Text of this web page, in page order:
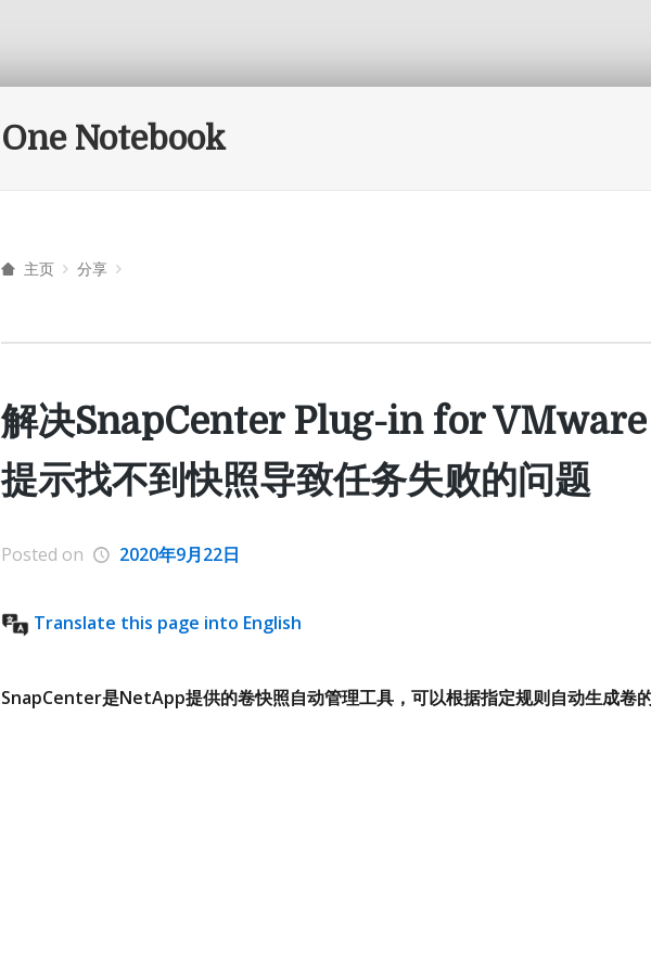
One Notebook
主页 分享
解决SnapCenter Plug-in for
提示找不到快照导致任务失败的问题
Posted on 2020年9月22日
Translate this page into English
SnapCenter是NetApp提供的卷快照自动管理工具，可以根据指定规则自动生成卷的